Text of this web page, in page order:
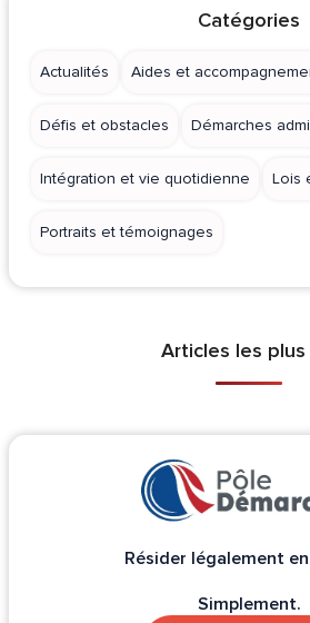
Catégories
Actualités Aides et
Défis et obstacles Démarches
Intégration et vie quotidienne Lois
Portraits et témoignages
Articles les plus
Résider légalement
Simplement.